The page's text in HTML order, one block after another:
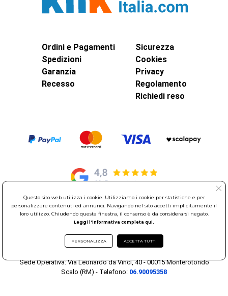
Ordini e Pagamenti
Spedizioni
Garanzia
Recesso
Sicurezza
Cookies
Privacy
Regolamento
Richiedi reso
© Elettroservice Spa - Sede Legale: Via Leonardo da Vinci, 40 -
00015 Monterotondo Scalo (RM)
Partita Iva: 01586761007 - Codice Fiscale: 06634500588 Capitale
Sociale 1.600.000,00 Euro i.v. Iscritto al Registro delle Imprese di
Sede Operativa: Via Leonardo da Vinci, 40 - 00015 Monterotondo
Scalo (RM) - Telefono: 06.90095358
Questo sito web utilizza i cookie. Utilizziamo i cookie per statistiche e per
personalizzare contenuti ed annunci. Navigando nel sito accetti implicitamente il
loro utilizzo. Chiudendo questa finestra, il consenso è da considerarsi negato.
Leggi l'informativa completa qui.
PERSONALIZZA ACCETTA TUTTI